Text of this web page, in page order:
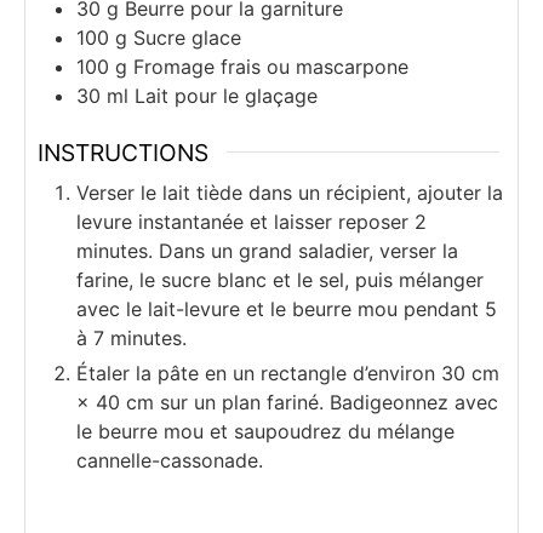
30 g Beurre pour la garniture
100 g Sucre glace
100 g Fromage frais ou mascarpone
30 ml Lait pour le glaçage
INSTRUCTIONS
Verser le lait tiède dans un récipient, ajouter la
levure instantanée et laisser reposer 2
minutes. Dans un grand saladier, verser la
farine, le sucre blanc et le sel, puis mélanger
avec le lait-levure et le beurre mou pendant 5
à 7 minutes.
Étaler la pâte en un rectangle d’environ 30 cm
× 40 cm sur un plan fariné. Badigeonnez avec
le beurre mou et saupoudrez du mélange
cannelle-cassonade.